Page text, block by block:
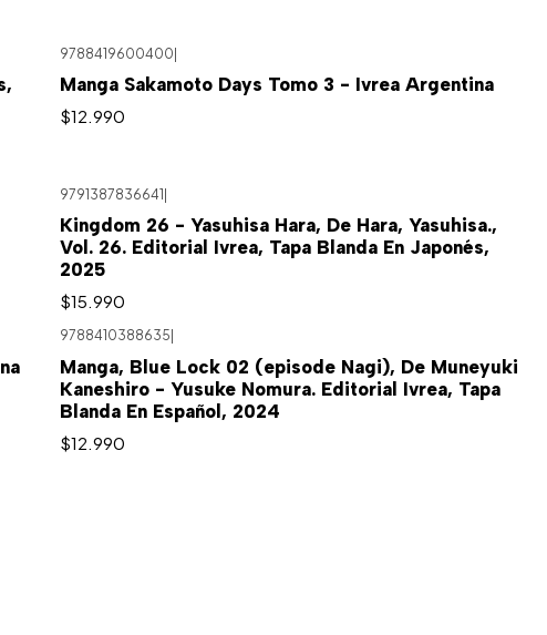
9788419600400|
Manga Sakamoto Days Tomo 3 - Ivrea Argentina
$12.990
9791387836641
Kingdom 26 - Yasuhisa Hara, De Hara, Yasuhisa.,
Vol. 26. Editorial Ivrea, Tapa Blanda En Japonés,
2025
$15.990
9788410388635
Manga, Blue Lock 02 (episode Nagi), De Muneyuki
Kaneshiro - Yusuke Nomura. Editorial Ivrea, Tapa
Blanda En Español, 2024
$12.990